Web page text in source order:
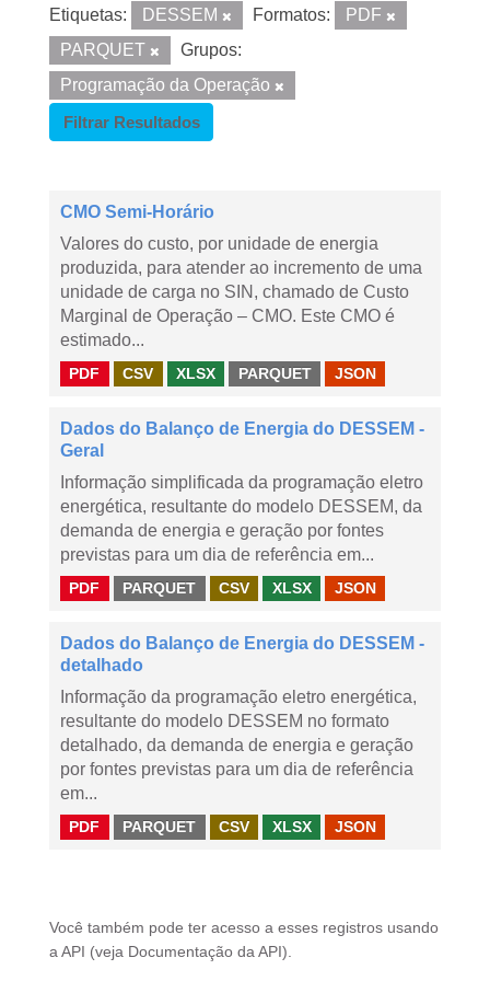
Etiquetas: DESSEM Formatos:
PDF
PARQUET
Grupos:
Programação da Operação
Filtrar Resultados
CMO Semi-Horário
Valores do custo, por unidade de energia
produzida, para atender ao incremento de uma
unidade de carga no SIN, chamado de Custo
Marginal de Operação – CMO. Este CMO é
estimado...
PDF CSV XLSX PARQUET JSON
Dados do Balanço de Energia do DESSEM -
Geral
Informação simplificada da programação eletro
energética, resultante do modelo DESSEM, da
demanda de energia e geração por fontes
previstas para um dia de referência em...
PDF PARQUET CSV XLSX JSON
Dados do Balanço de Energia do DESSEM -
detalhado
Informação da programação eletro energética,
resultante do modelo DESSEM no formato
detalhado, da demanda de energia e geração
por fontes previstas para um dia de referência
em...
PDF PARQUET CSV XLSX JSON
Você também pode ter acesso a esses registros usando
a API (veja Documentação da API ).